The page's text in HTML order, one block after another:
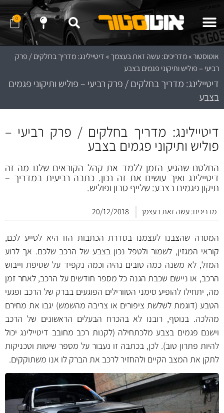
0
אוטוסטור»מדריכים: עשה זאת בעצמך»דיטיילינג: מדריך בחלקים / פרק
רביעי – פוליש ותיקוני פגמים בצבע
דיטיילינג: מדריך בחלקים / פרק רביעי – פוליש ותיקוני פגמים
בצבע
דיטיילינג: מדריך בחלקים / פרק רביעי –
פוליש ותיקוני פגמים בצבע
החלטנו שהגיע הזמן ללמד את קהל הקוראים שלנו מה זה
דיטיילינג ואיך עושים את זה נכון. כתבה רביעית במדריך –
תיקון פגמים בצבע: שלייף סבון ופוליש.
מדריכים: עשה זאת בעצמך 20/12/2018
המטרה שהצבנו לעצמנו בסדרת הכתבות הזו היא לסייע לכם,
קוראי המגזין, לשמור ולטפל נכון בצבע של הרכב שלכם. אך לרוע
המזל, לא משנה כמה טובים נהיה וכמה נקפיד על שטיפת וייבוש
הרכב, או ניישם שכבת הגנה כל מספר חודשים על הרכב, לאחר זמן
מה, יתחילו להופיע סימני הסוורילים הפוגעים בברק של הרכב ופגעי
הטבע (דוגמת לשלשת ציפורים או צריבה מהשמש) יגבו את מחירם
מהלכה. בנוסף, רובנו לא בהכרח הבעלים הראשונים של הרכב
וישנם פגמים בצבע מלכתחילה (לקנות רכב מחובב דיטיילינג יכול
להיות פתרון טוב). לכן, בכתבה זו נעבור על מספר שיטות וטכניקות
לתקן את המצב הקיים ולהחזיר לרכב את הברק לו אנו משתוקקים.